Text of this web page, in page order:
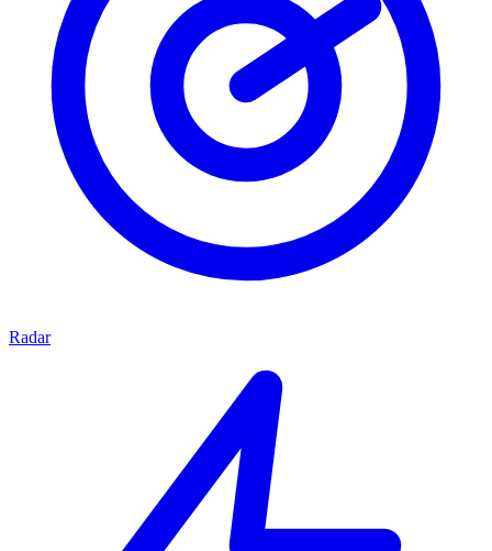
Radar